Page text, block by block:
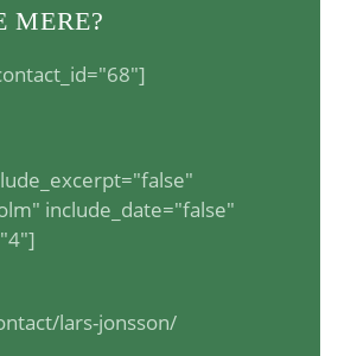
MERE?
include_date="false"
lars-jonsson/